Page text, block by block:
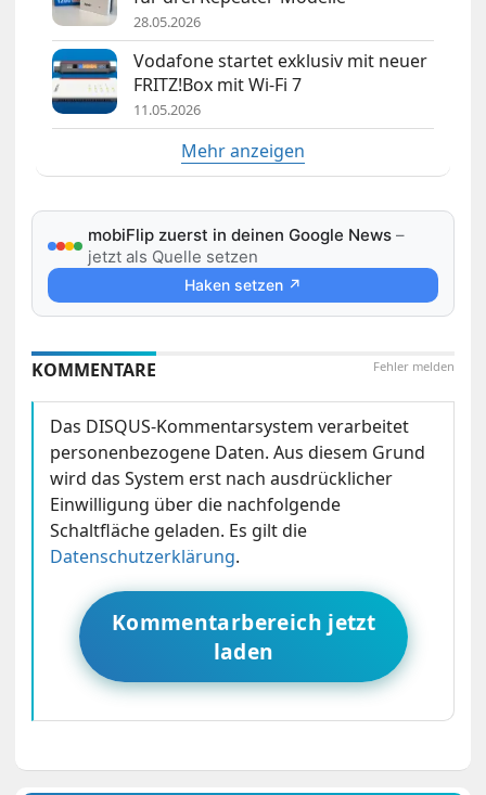
28.05.2026
Vodafone startet exklusiv mit neuer
FRITZ!Box mit Wi-Fi 7
11.05.2026
Mehr anzeigen
mobiFlip zuerst in deinen Google News –
jetzt als Quelle setzen
Haken setzen ↗
Fehler melden
KOMMENTARE
Das DISQUS-Kommentarsystem verarbeitet
personenbezogene Daten. Aus diesem Grund
wird das System erst nach ausdrücklicher
Einwilligung über die nachfolgende
Schaltfläche geladen. Es gilt die
Datenschutzerklärung.
Kommentarbereich jetzt
laden